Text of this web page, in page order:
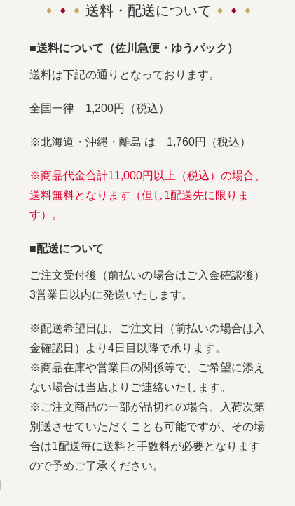
送料・配送について
■送料について（佐川急便・ゆうパック）
送料は下記の通りとなっております。
全国一律 1,200円（税込）
※北海道・沖縄・離島 は 1,760円（税込）
※商品代金合計11,000円以上（税込）の場合、
送料無料となります（但し1配送先に限りま
す）。
■配送について
ご注文受付後（前払いの場合はご入金確認後）
3営業日以内に発送いたします。
※配送希望日は、ご注文日（前払いの場合は入
金確認日）より4日目以降で承ります。
※商品在庫や営業日の関係等で、ご希望に添え
ない場合は当店よりご連絡いたします。
※ご注文商品の一部が品切れの場合、入荷次第
別送させていただくことも可能ですが、その場
合は1配送毎に送料と手数料が必要となります
ので予めご了承ください。